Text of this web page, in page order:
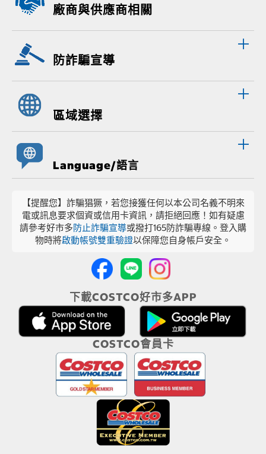
廠商與供應商相關
防詐騙宣導
區域選擇
Language/語言
【提醒您】詐騙猖獗，若您接獲任何以本公司名義不明來
電或訊息要求個資或信用卡資訊，請拒絕回應！如有疑慮
請參考好市多防止詐騙宣導或撥打165防詐騙專線。登入購
物時將啟動帳號雙重驗證以保障您自身帳戶安全。
下載COSTCO好市多APP
COSTCO會員卡